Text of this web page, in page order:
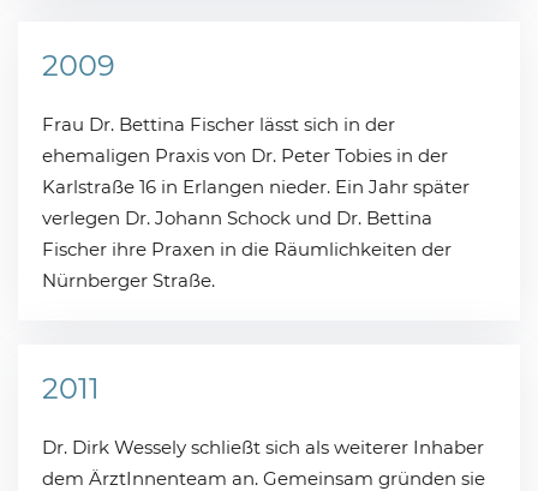
2009
Frau Dr. Bettina Fischer lässt sich in der
ehemaligen Praxis von Dr. Peter Tobies in der
Karlstraße 16 in Erlangen nieder. Ein Jahr später
verlegen Dr. Johann Schock und Dr. Bettina
Fischer ihre Praxen in die Räumlichkeiten der
Nürnberger Straße.
2011
Dr. Dirk Wessely schließt sich als weiterer Inhaber
dem ÄrztInnenteam an. Gemeinsam gründen sie